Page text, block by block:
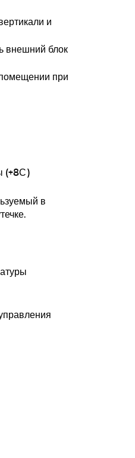
и
внешний блок
при
(+8С)
в